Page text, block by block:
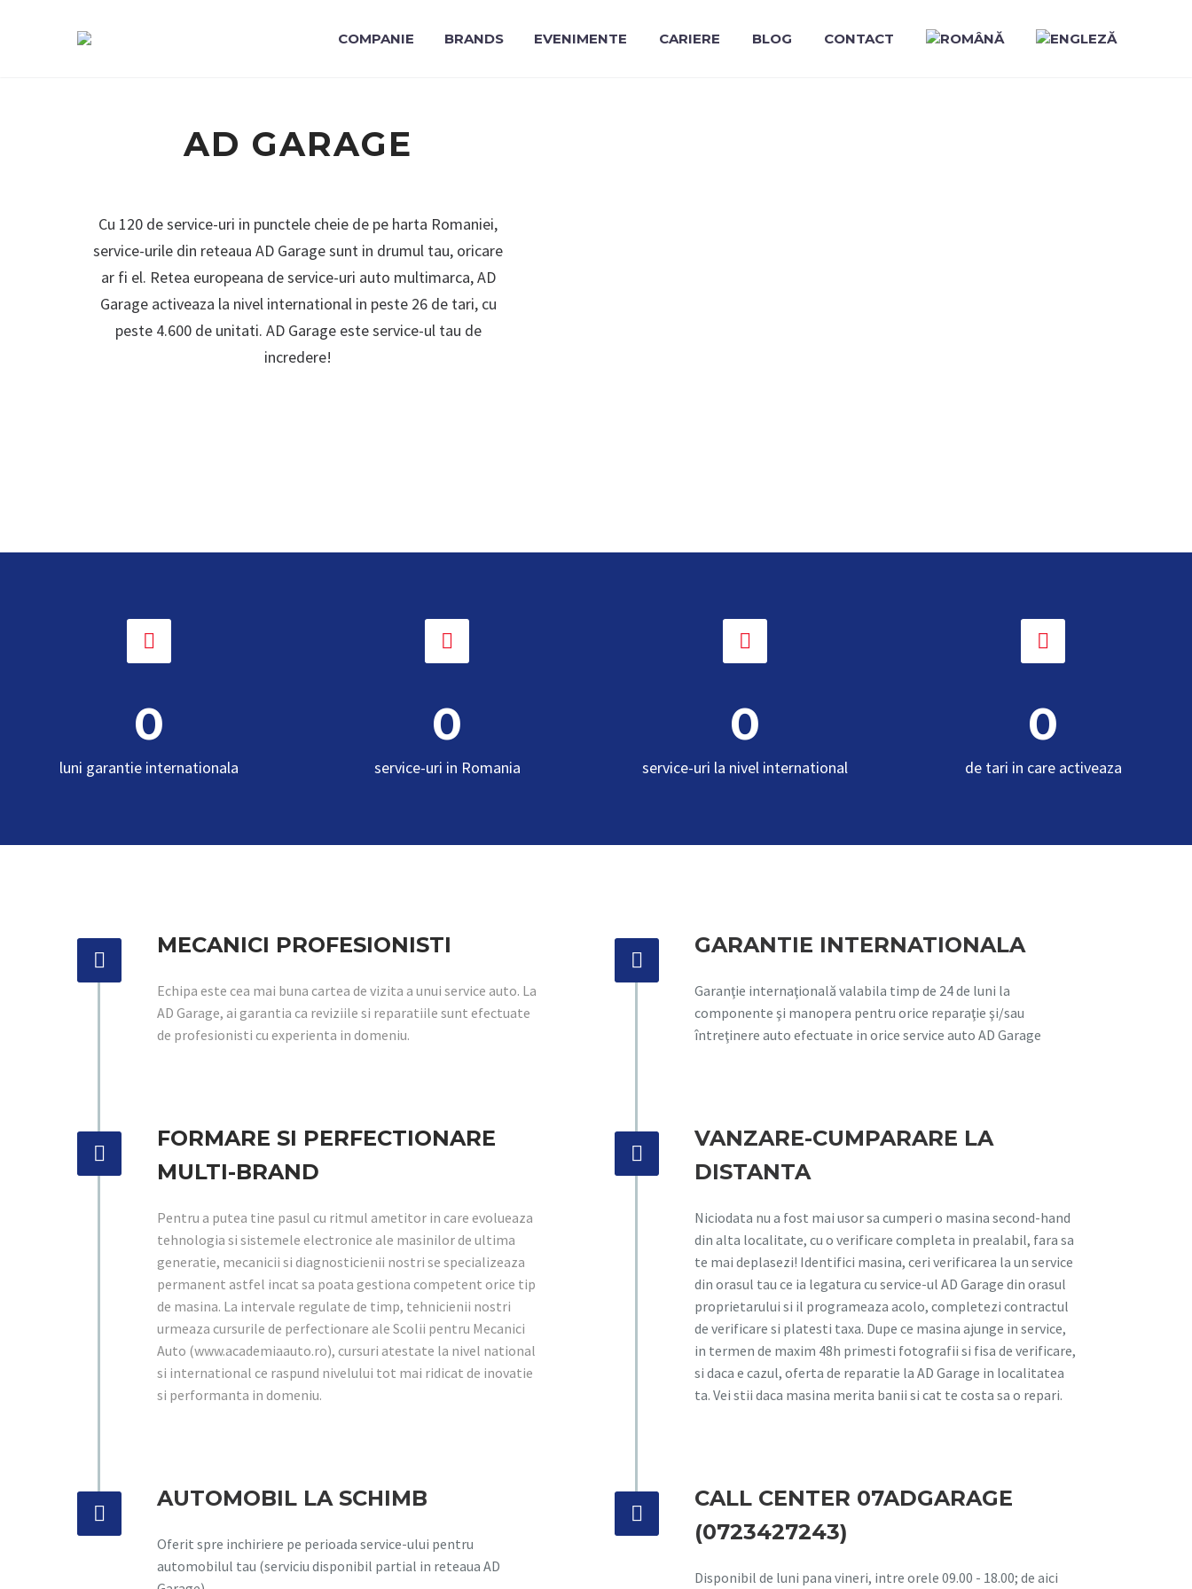
COMPANIE BRANDS EVENIMENTE CARIERE BLOG CONTACT
AD GARAGE
Cu 120 de service-uri in punctele cheie de pe harta Romaniei,
service-urile din reteaua AD Garage sunt in drumul tau, oricare
ar fi el. Retea europeana de service-uri auto multimarca, AD
Garage activeaza la nivel international in peste 26 de tari, cu
peste 4.600 de unitati. AD Garage este service-ul tau de
incredere!


0
luni garantie internationala


0
service-uri in Romania


0
service-uri la nivel international


0
de tari in care activeaza


MECANICI PROFESIONISTI
Echipa este cea mai buna cartea de vizita a unui service auto. La
AD Garage, ai garantia ca reviziile si reparatiile sunt efectuate
de profesionisti cu experienta in domeniu.


FORMARE SI PERFECTIONARE
MULTI-BRAND
Pentru a putea tine pasul cu ritmul ametitor in care evolueaza
tehnologia si sistemele electronice ale masinilor de ultima
generatie, mecanicii si diagnosticienii nostri se specializeaza
permanent astfel incat sa poata gestiona competent orice tip
de masina. La intervale regulate de timp, tehnicienii nostri
urmeaza cursurile de perfectionare ale Scolii pentru Mecanici
Auto (www.academiaauto.ro), cursuri atestate la nivel national
si international ce raspund nivelului tot mai ridicat de inovatie
si performanta in domeniu.


AUTOMOBIL LA SCHIMB
Oferit spre inchiriere pe perioada service-ului pentru
automobilul tau (serviciu disponibil partial in reteaua AD


GARANTIE INTERNATIONALA
Garanţie internaţională valabila timp de 24 de luni la
componente şi manopera pentru orice reparaţie şi/sau
întreţinere auto efectuate in orice service auto AD Garage


VANZARE-CUMPARARE LA
DISTANTA
Niciodata nu a fost mai usor sa cumperi o masina second-hand
din alta localitate, cu o verificare completa in prealabil, fara sa
te mai deplasezi! Identifici masina, ceri verificarea la un service
din orasul tau ce ia legatura cu service-ul AD Garage din orasul
proprietarului si il programeaza acolo, completezi contractul
de verificare si platesti taxa. Dupe ce masina ajunge in service,
in termen de maxim 48h primesti fotografii si fisa de verificare,
si daca e cazul, oferta de reparatie la AD Garage in localitatea
ta. Vei stii daca masina merita banii si cat te costa sa o repari.


CALL CENTER 07ADGARAGE
(0723427243)
Disponibil de luni pana vineri, intre orele 09.00 - 18.00; de aici